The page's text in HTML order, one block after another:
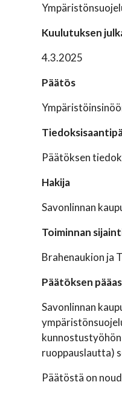
Kuulutuksen
4.3.2025
Päätös
Päätöksen
Hakija
Savonlinnan
Toiminnan
Brahenaukion ja
Päätöksen
Savonlinnan
ruoppauslautta)
Päätöstä on